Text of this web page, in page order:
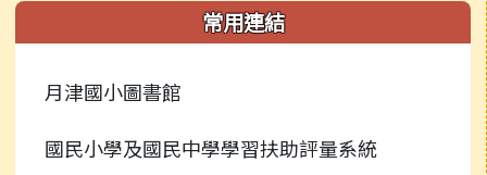
常用連結
月津國小圖書館
國民小學及國民中學學習扶助評量系統